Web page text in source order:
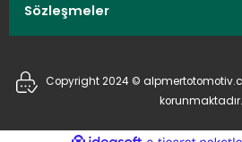
Sözleşmeler
Copyright 2024 ©
korunmaktadır.